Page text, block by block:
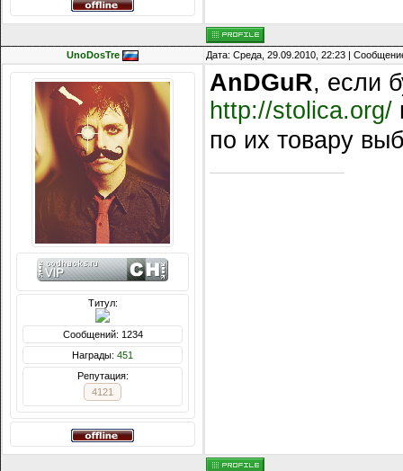
UnoDosTre Дата: Среда, 29.09.2010, 22:23 |
Титул:
Сообщений: 1234
Награды: 451
Репутация:
4121
AnDGuR, если
http://stolica.org/
по их товару